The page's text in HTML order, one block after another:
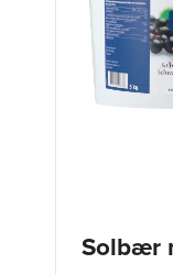
Solbær